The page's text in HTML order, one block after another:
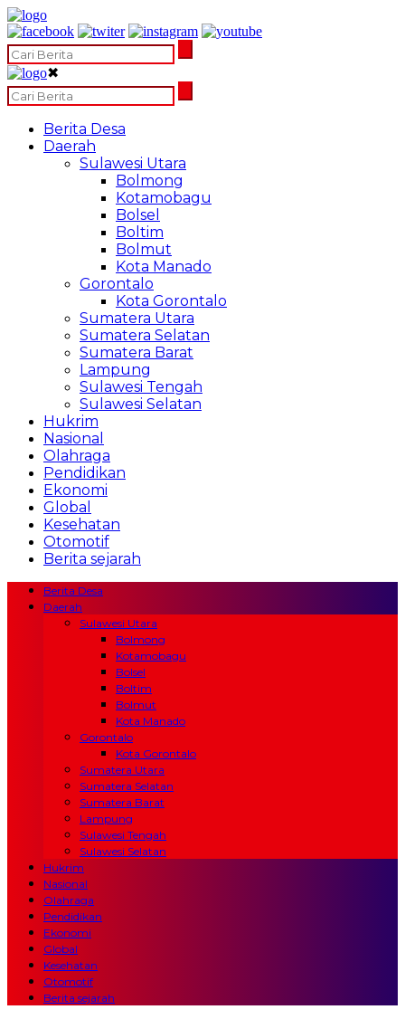
✖
Berita Desa
Daerah
Sulawesi Utara
Bolmong
Kotamobagu
Bolsel
Boltim
Bolmut
Kota Manado
Gorontalo
Kota Gorontalo
Sumatera Utara
Sumatera Selatan
Sumatera Barat
Lampung
Sulawesi Tengah
Sulawesi Selatan
Hukrim
Nasional
Olahraga
Pendidikan
Ekonomi
Global
Kesehatan
Otomotif
Berita sejarah
Berita Desa
Daerah
Sulawesi Utara
Bolmong
Kotamobagu
Bolsel
Boltim
Bolmut
Kota Manado
Gorontalo
Kota Gorontalo
Sumatera Utara
Sumatera Selatan
Sumatera Barat
Lampung
Sulawesi Tengah
Sulawesi Selatan
Hukrim
Nasional
Olahraga
Pendidikan
Ekonomi
Global
Kesehatan
Otomotif
Berita sejarah